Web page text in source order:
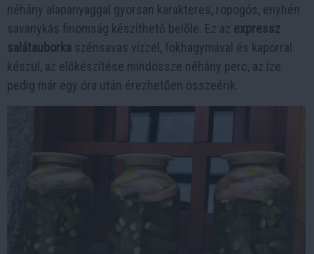
néhány alapanyaggal gyorsan karakteres, ropogós, enyhén
savanykás finomság készíthető belőle. Ez az expressz
salátauborka szénsavas vízzel, fokhagymával és kaporral
készül, az előkészítése mindössze néhány perc, az íze
pedig már egy óra után érezhetően összeérik.